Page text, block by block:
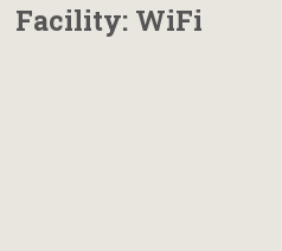
Facility: WiFi